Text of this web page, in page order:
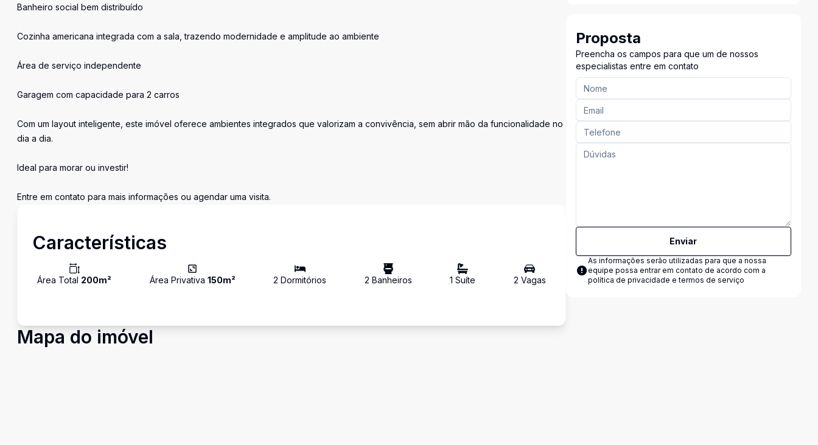
Banheiro social bem distribuído
Cozinha americana integrada com a sala, trazendo modernidade e amplitude ao ambiente
Área de serviço independente
Garagem com capacidade para 2 carros
Com um layout inteligente, este imóvel oferece ambientes integrados que valorizam a convivência, sem abrir mão da funcionalidade no
dia a dia.
Ideal para morar ou investir!
Entre em contato para mais informações ou agendar uma visita.
Características
Área Total 200m² Área Privativa 150m² 2 Dormitórios 2 Banheiros 1 Suíte 2 Vagas
Mapa do imóvel
Proposta
Preencha os campos para que um de nossos
especialistas entre em contato
Enviar
As informações serão utilizadas para que a nossa
equipe possa entrar em contato de acordo com a
política de privacidade e termos de serviço